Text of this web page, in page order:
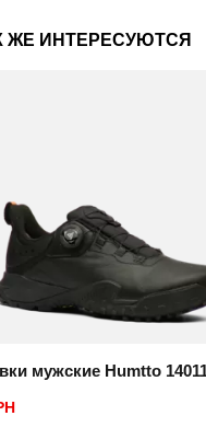
ЖЕ ИНТЕРЕСУЮТСЯ
мужские Humtto